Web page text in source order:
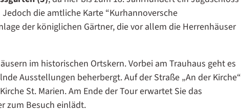
die amtliche Karte “Kurhannoversche
der königlichen Gärtner, die vor allem die Herrenhäuser
im historischen Ortskern. Vorbei am Trauhaus geht es
Ausstellungen beherbergt. Auf der Straße „An der Kirche“
St. Marien. Am Ende der Tour erwartet Sie das
zum Besuch einlädt.